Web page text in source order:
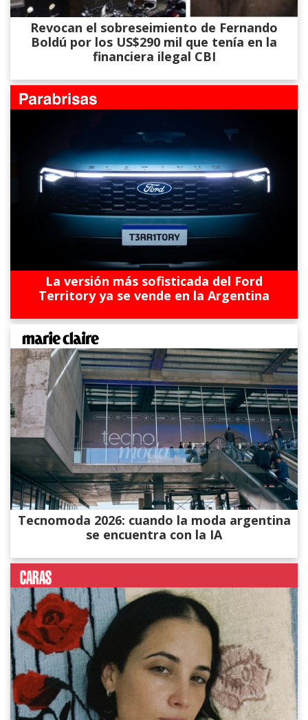
Revocan el sobreseimiento de Fernando
Boldú por los US$290 mil que tenía en la
financiera ilegal CBI
La versión más sofisticada del Ford
Territory ya se vende en la Argentina
Tecnomoda 2026: cuando la moda argentina
se encuentra con la IA